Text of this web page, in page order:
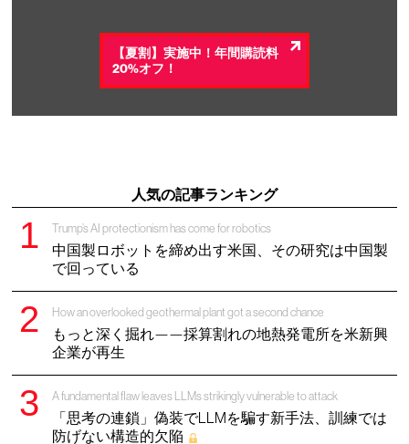
【夏割】実施中！年間購読料
20%オフ！
人気の記事ランキング
Trump’s AI protectionism has come for robotics
中国製ロボットを締め出す米国、その研究は中国製
で回っている
How an overlooked geothermal plant got a second chance
もっと深く掘れ——採算割れの地熱発電所を米新興
企業が再生
A fundamental flaw leaves LLMs strikingly vulnerable to attack
「思考の連鎖」偽装でLLMを騙す新手法、訓練では
防げない構造的欠陥